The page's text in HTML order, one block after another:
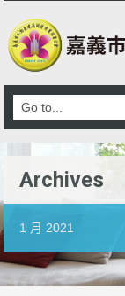
Archives
1 月 2021